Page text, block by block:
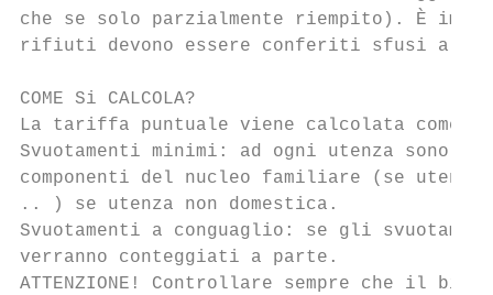
che se solo parzialmente riempito). È
rifiuti devono essere conferiti sfusi
COME Si CALCOLA?
La tariffa puntuale viene calcolata come
Svuotamenti minimi: ad ogni utenza sono
componenti del nucleo familiare (se
.. ) se utenza non domestica.
Svuotamenti a conguaglio: se gli
verranno conteggiati a parte.
ATTENZIONE! Controllare sempre che il